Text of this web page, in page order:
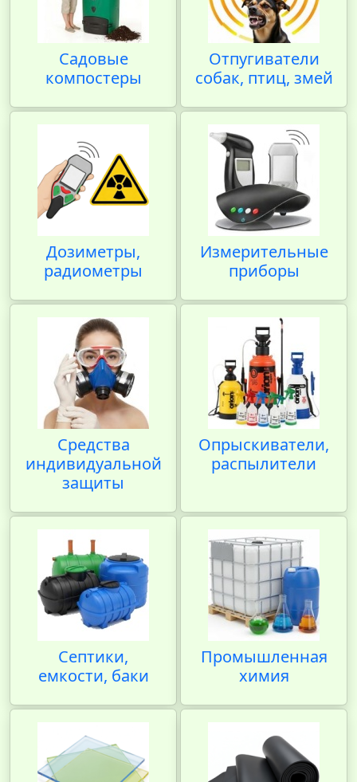
Садовые
компостеры
Отпугиватели
собак, птиц, змей
Дозиметры,
радиометры
Измерительные
приборы
Средства
индивидуальной
защиты
Опрыскиватели,
распылители
Септики,
емкости, баки
Промышленная
химия